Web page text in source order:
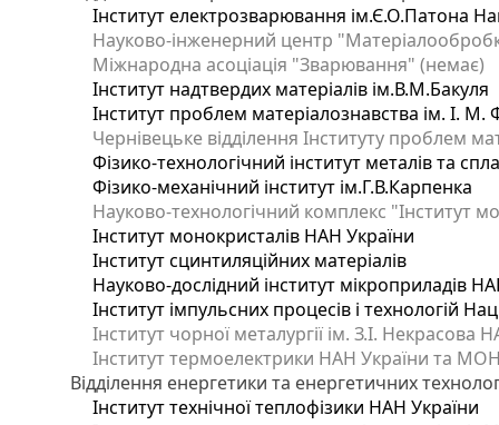
Інститут електрозварювання ім.Є.О.Патона
Науково-інженерний центр
Міжнародна асоціація "Зварювання" (немає)
Інститут надтвердих матеріалів ім.В.М.Бакуля
Інститут проблем матеріалознавства ім. І.
Чернівецьке відділення Інституту проблем
Фізико-технологічний інститут металів та
Фізико-механічний інститут ім.Г.В.Карпенка
Науково-технологічний комплекс "Інститут
Інститут монокристалів НАН України
Інститут сцинтиляційних матеріалів
Науково-дослідний інститут мікроприладів
Інститут імпульсних процесів і технологій
Інститут чорної металургії ім. З.І. Некрасова
Інститут термоелектрики НАН України та
Відділення енергетики та енергетичних
Інститут технічної теплофізики НАН України